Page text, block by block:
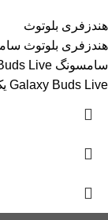
هندزفری بلوتوث
Galaxy Buds Live یک